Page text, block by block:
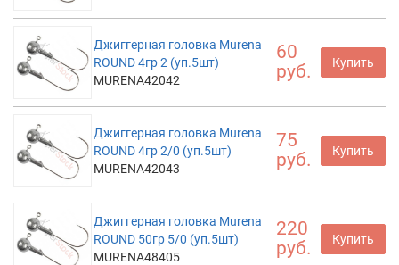
Джиггерная головка Murena
ROUND 4гр 2 (уп.5шт)
MURENA42042
60
руб.
Купить
Джиггерная головка Murena
ROUND 4гр 2/0 (уп.5шт)
MURENA42043
75
руб.
Купить
Джиггерная головка Murena
ROUND 50гр 5/0 (уп.5шт)
MURENA48405
220
руб.
Купить